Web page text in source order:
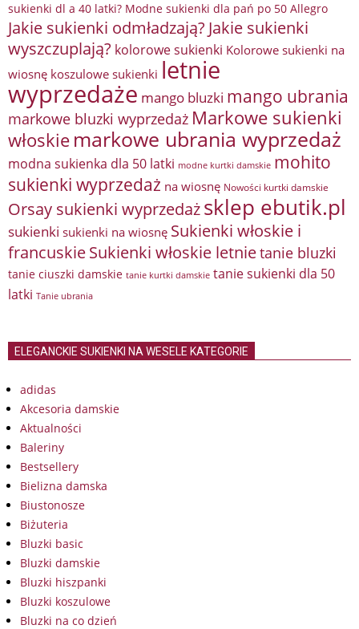
sukienki dl a 40 latki? Modne sukienki dla pań po 50 Allegro
Jakie sukienki odmładzają? Jakie sukienki
wyszczuplają? kolorowe sukienki Kolorowe sukienki na
wiosnę koszulowe sukienki letnie
wyprzedaże mango bluzki mango ubrania
markowe bluzki wyprzedaż Markowe sukienki
włoskie markowe ubrania wyprzedaż
modna sukienka dla 50 latki modne kurtki damskie mohito
sukienki wyprzedaż na wiosnę Nowości kurtki damskie
Orsay sukienki wyprzedażsklep ebutik.pl
sukienki sukienki na wiosnę Sukienki włoskie i
francuskieSukienki włoskie letnietanie bluzki
tanie ciuszki damskie tanie kurtki damskie tanie sukienki dla 50
latki Tanie ubrania
ELEGANCKIE SUKIENKI NA WESELE KATEGORIE
adidas
Akcesoria damskie
Aktualności
Baleriny
Bestsellery
Bielizna damska
Biustonosze
Biżuteria
Bluzki basic
Bluzki damskie
Bluzki hiszpanki
Bluzki koszulowe
Bluzki na co dzień